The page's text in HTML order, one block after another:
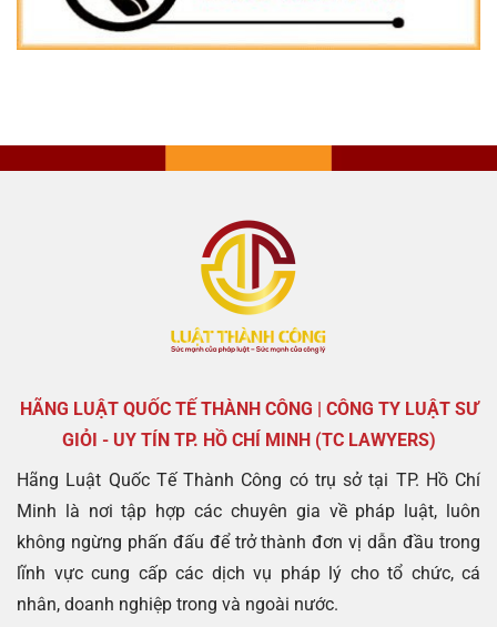
HÃNG LUẬT QUỐC TẾ THÀNH CÔNG | CÔNG TY LUẬT SƯ
GIỎI - UY TÍN TP. HỒ CHÍ MINH (TC LAWYERS)
Hãng Luật Quốc Tế Thành Công có trụ sở tại TP. Hồ Chí
Minh là nơi tập hợp các chuyên gia về pháp luật, luôn
không ngừng phấn đấu để trở thành đơn vị dẫn đầu trong
lĩnh vực cung cấp các dịch vụ pháp lý cho tổ chức, cá
nhân, doanh nghiệp trong và ngoài nước.